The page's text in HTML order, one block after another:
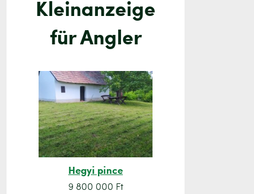
Kleinanzeige
für Angler
Hegyi pince
9 800 000 Ft